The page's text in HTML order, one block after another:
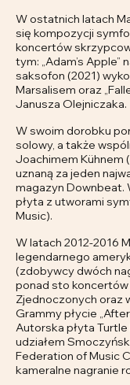
W ostatnich latach
się kompozycji
koncertów
tym: „Adam’s Apple”
saksofon (2021)
Marsalisem oraz
Janusza Olejniczaka.
W swoim dorobku
solowy, a także
Joachimem Kühnem
uznaną za jeden
magazyn Downbeat.
płyta z utworami
Music).
W latach 2012-2016
legendarnego
(zdobywcy dwóch
ponad sto koncertów
Zjednoczonych oraz
Grammy płycie
Autorska płyta
udziałem
Federation of Music
kameralne nagranie